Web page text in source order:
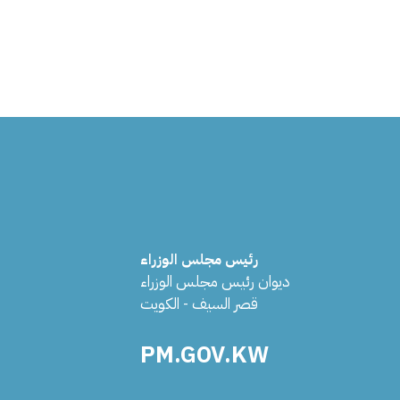
رئيس مجلس الوزراء
ديوان رئيس مجلس الوزراء
قصر السيف - الكويت
PM.GOV.KW